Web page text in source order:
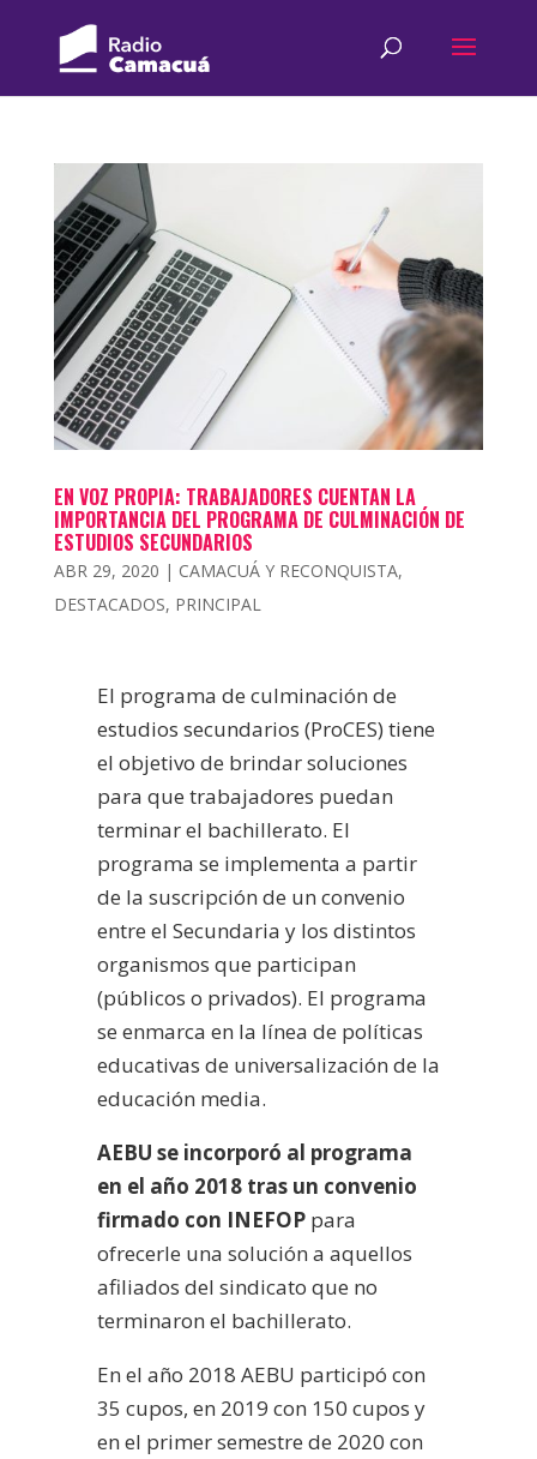
EN VOZ PROPIA: TRABAJADORES CUENTAN LA
IMPORTANCIA DEL PROGRAMA DE CULMINACIÓN DE
ESTUDIOS SECUNDARIOS
ABR 29, 2020 | CAMACUÁ Y RECONQUISTA,
DESTACADOS, PRINCIPAL
El programa de culminación de
estudios secundarios (ProCES) tiene
el objetivo de brindar soluciones
para que trabajadores puedan
terminar el bachillerato. El
programa se implementa a partir
de la suscripción de un convenio
entre el Secundaria y los distintos
organismos que participan
(públicos o privados). El programa
se enmarca en la línea de políticas
educativas de universalización de la
educación media.
AEBU se incorporó al programa
en el año 2018 tras un convenio
firmado con INEFOPpara
ofrecerle una solución a aquellos
afiliados del sindicato que no
terminaron el bachillerato.
En el año 2018 AEBU participó con
35 cupos, en 2019 con 150 cupos y
en el primer semestre de 2020 con